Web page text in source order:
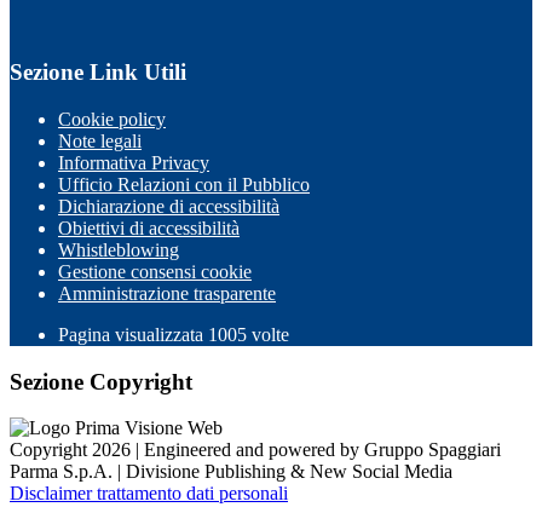
Sezione Link Utili
Cookie policy
Note legali
Informativa Privacy
Ufficio Relazioni con il Pubblico
Dichiarazione di accessibilità
Obiettivi di accessibilità
Whistleblowing
Gestione consensi cookie
Amministrazione trasparente
Pagina visualizzata 1005 volte
Sezione Copyright
Copyright 2026 | Engineered and powered by Gruppo Spaggiari
Parma S.p.A. | Divisione Publishing & New Social Media
Disclaimer trattamento dati personali